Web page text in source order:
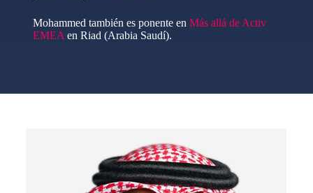
Mohammed también es ponente en Más allá de Activ
EMEA en Riad (Arabia Saudí).